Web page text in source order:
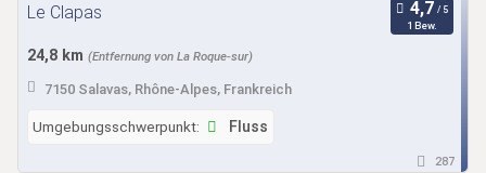
Le Clapas
1 Bew.
24,8 km (Entfernung von La Roque-sur)
7150 Salavas, Rhône-Alpes, Frankreich
Umgebungsschwerpunkt: Fluss
287